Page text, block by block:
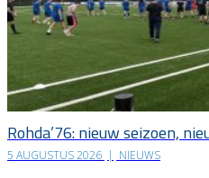
Rohda’76: nieuw seizoen,
5 AUGUSTUS 2026 | NIEUWS